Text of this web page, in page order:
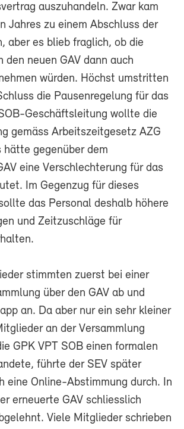
auszuhandeln. Zwar kam
Jahres zu einem Abschluss der
aber es blieb fraglich, ob die
den neuen GAV dann auch
würden. Höchst umstritten
die Pausenregelung für das
Geschäftsleitung wollte die
gemäss Arbeitszeitgesetz AZG
hätte gegenüber dem
eine Verschlechterung für das
Im Gegenzug für dieses
das Personal deshalb höhere
und Zeitzuschläge für
stimmten zuerst bei einer
über den GAV ab und
an. Da aber nur ein sehr kleiner
an der Versammlung
GPK VPT SOB einen formalen
führte der SEV später
eine Online-Abstimmung durch. In
erneuerte GAV schliesslich
Viele Mitglieder schrieben